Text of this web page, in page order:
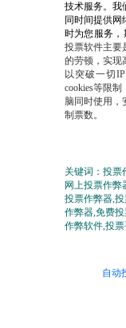
技术服务。我
同时间提供网
时为您服务
投票软件主要
的劳顿，实现
以突破一切
cookies等限
脑同时使用，
制票数。
关键词：投票
网上投票作弊
投票作弊器,
作弊器,免费
作弊软件,投
自动